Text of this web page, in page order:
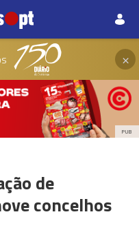
×
PUB
de
concelhos